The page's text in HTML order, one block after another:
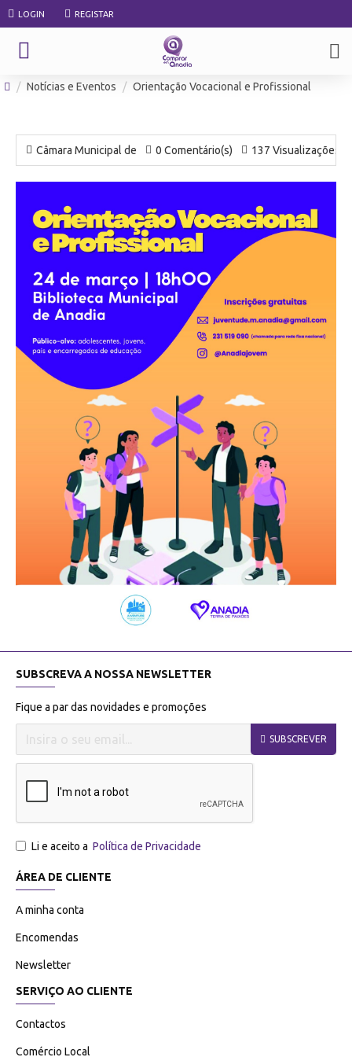
LOGIN REGISTAR
Notícias e Eventos Orientação Vocacional e Profissional
Câmara Municipal de 0 Comentário(s) 137 Visualizações
SUBSCREVA A NOSSA NEWSLETTER
Fique a par das novidades e promoções
SUBSCREVER
Li e aceito a Política de Privacidade
ÁREA DE CLIENTE
A minha conta
Encomendas
Newsletter
SERVIÇO AO CLIENTE
Contactos
Comércio Local